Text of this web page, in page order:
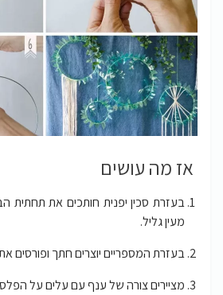
אז מה עושים
בעזרת סכין יפנית חותכים את תחתית
מעין גליל.
בעזרת המספריים יוצרים חתך ופורסים
מציירים צורה של ענף עם עלים על